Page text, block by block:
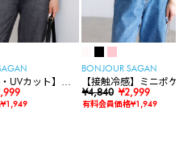
・UVカット】シ
キッパートップ
¥1,949
BONJOUR SAGAN
【接触冷感】ミニポ
袖ニットカーディガン
¥4,840 ¥2,999
有料会員価格¥1,949